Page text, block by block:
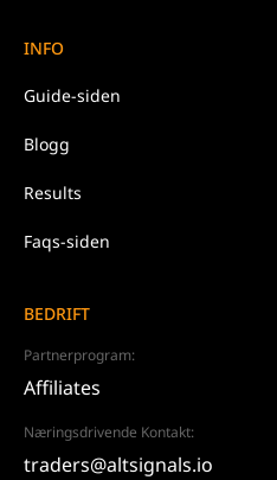
INFO
Guide-siden
Blogg
Results
Faqs-siden
BEDRIFT
Partnerprogram:
Affiliates
Næringsdrivende Kontakt:
traders@altsignals.io